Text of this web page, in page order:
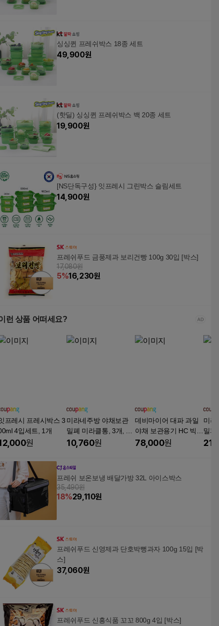
싱싱퀸 프레쉬박스 18종 세트
49,900원
(핫딜) 싱싱퀸 프레쉬박스 백 20종 세트
19,900원
[NS단독구성} 잇프레시 그린박스 슬림세트
14,900원
프레쉬푸드 금풍제과 보리건빵 100g 30입 [박스]
17,080원
5%16,230원
런 상품 어떠세요?
프레시 프레시박스 3
4입세트, 1개
원
미라네주방 야채보관
밀폐 미라클통, 3개, 55
0ml
10,760원
데비마이어 대파 과일
야채 보관용기 HC 빅박
스 5.6L 2개, 2개, 5.6L
78,000원
미라
밀폐
8L
프레쉬 보온보냉 배달가방 32L 아이스박스
35,490원
18%29,110원
프레쉬푸드 신영제과 단호박뻥과자 100g 15입 [박
스]
37,060원
프레쉬푸드 신흥식품 꼬꼬 800g 4입 [박스]